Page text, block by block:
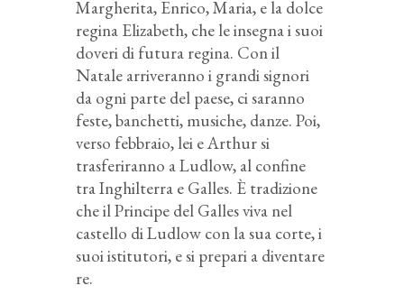
Margherita, Enrico, Maria, e la dolce
regina Elizabeth, che le insegna i suoi
doveri di futura regina. Con il
Natale arriveranno i grandi signori
da ogni parte del paese, ci saranno
feste, banchetti, musiche, danze. Poi,
verso febbraio, lei e Arthur si
trasferiranno a Ludlow, al confine
tra Inghilterra e Galles. È tradizione
che il Principe del Galles viva nel
castello di Ludlow con la sua corte, i
suoi istitutori, e si prepari a diventare
re.